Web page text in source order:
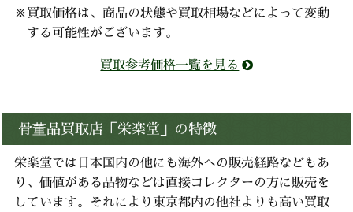
※買取価格は、商品の状態や買取相場などによって変動
する可能性がございます。
買取参考価格一覧を見る
骨董品買取店「栄楽堂」の特徴
栄楽堂では日本国内の他にも海外への販売経路などもあ
り、 価値がある品物などは直接コレクターの方に販売を
しています。 それにより東京都内の他社よりも高い買取